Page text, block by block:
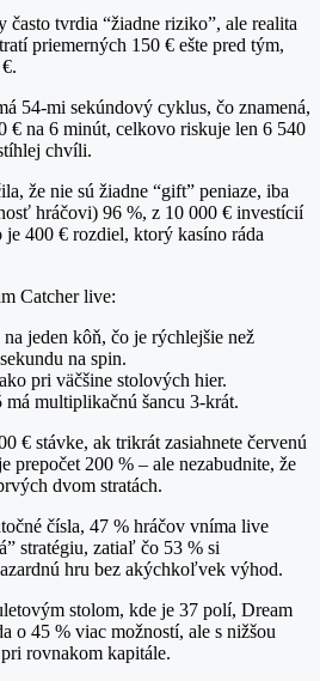
často tvrdia “žiadne riziko”, ale realita
priemerných 150 € ešte pred tým,
54‑mi sekúndový cyklus, čo znamená,
€ na 6 minút, celkovo riskuje len 6 540
chvíli.
že nie sú žiadne “gift” peniaze, iba
hráčovi) 96 %, z 10 000 € investícií
400 € rozdiel, ktorý kasíno ráda
Catcher live:
jeden kôň, čo je rýchlejšie než
na spin.
pri väčšine stolových hier.
multiplikačnú šancu 3‑krát.
€ stávke, ak trikrát zasiahnete červenú
prepočet 200 % – ale nezabudnite, že
dvom stratách.
čísla, 47 % hráčov vníma live
stratégiu, zatiaľ čo 53 % si
hru bez akýchkoľvek výhod.
stolom, kde je 37 polí, Dream
o 45 % viac možností, ale s nižšou
rovnakom kapitále.